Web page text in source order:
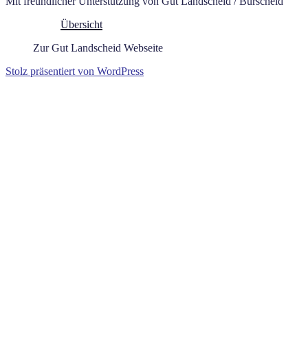
Übersicht
Zur Gut Landscheid Webseite
Stolz präsentiert von WordPress